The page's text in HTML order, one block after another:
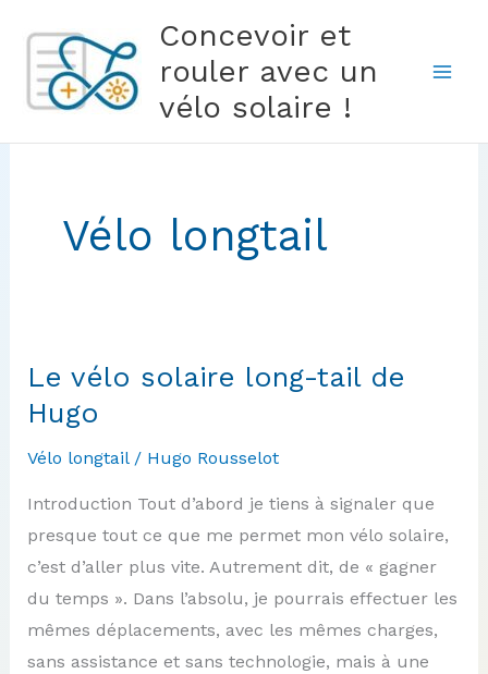
contenu
Concevoir et
rouler avec un
vélo solaire !
Vélo longtail
Le vélo solaire long-tail de
Hugo
Vélo longtail/ Hugo Rousselot
Introduction Tout d’abord je tiens à signaler que
presque tout ce que me permet mon vélo solaire,
c’est d’aller plus vite. Autrement dit, de « gagner
du temps ». Dans l’absolu, je pourrais effectuer les
mêmes déplacements, avec les mêmes charges,
sans assistance et sans technologie, mais à une